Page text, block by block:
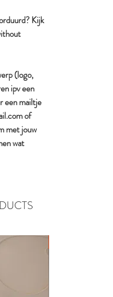
Kijk
(logo,
ipv een
een mailtje
of
met jouw
wat